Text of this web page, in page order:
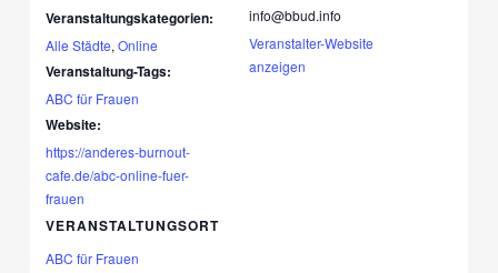
Veranstaltungskategorien:
Alle Städte,Online
Veranstaltung-Tags:
ABC für Frauen
Website:
https://anderes-burnout-
cafe.de/abc-online-fuer-
frauen
VERANSTALTUNGSORT
ABC für Frauen
info@bbud.info
Veranstalter-Website
anzeigen